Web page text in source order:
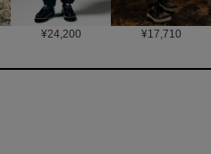
¥24,200 ¥17,710